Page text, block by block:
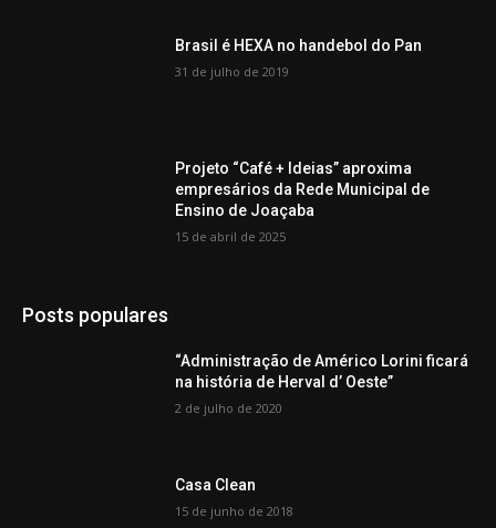
Brasil é HEXA no handebol do Pan
31 de julho de 2019
Projeto “Café + Ideias” aproxima
empresários da Rede Municipal de
Ensino de Joaçaba
15 de abril de 2025
Posts populares
“Administração de Américo Lorini ficará
na história de Herval d’ Oeste”
2 de julho de 2020
Casa Clean
15 de junho de 2018